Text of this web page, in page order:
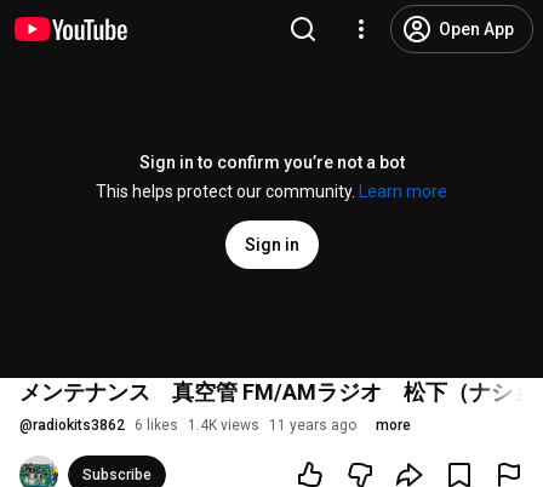
Open App
Sign in to confirm you’re not a bot
This helps protect our community.
Learn more
Sign in
メンテナンス 真空管 FM/AMラジオ 松下（ナシ
@radiokits3862 6 likes 1.4K views 11 years ago more
Subscribe